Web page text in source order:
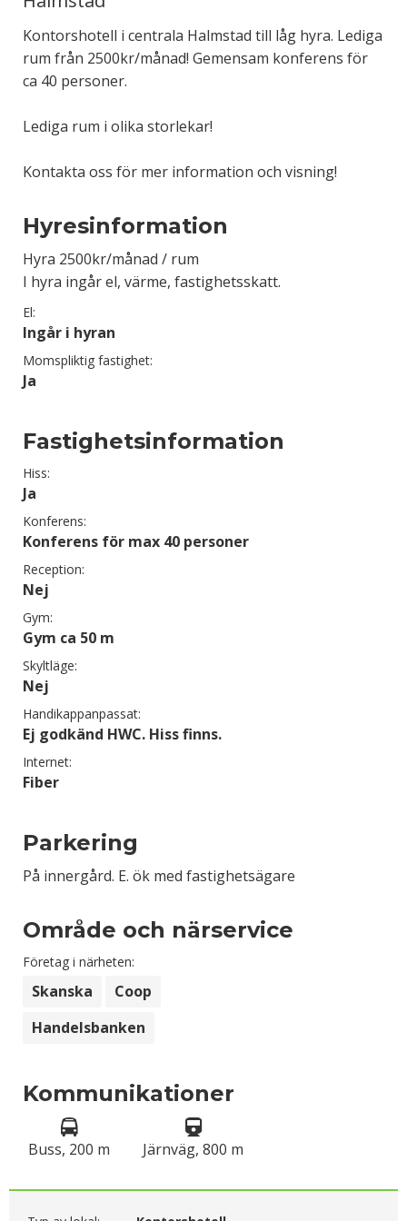
Kontorshotell i centrala Halmstad till låg hyra. Lediga
rum från 2500kr/månad! Gemensam konferens för
ca 40 personer.
Lediga rum i olika storlekar!
Kontakta oss för mer information och visning!
Hyresinformation
Hyra 2500kr/månad / rum
I hyra ingår el, värme, fastighetsskatt.
El:
Ingår i hyran
Momspliktig fastighet:
Ja
Fastighetsinformation
Hiss:
Ja
Konferens:
Konferens för max 40 personer
Reception:
Nej
Gym:
Gym ca 50 m
Skyltläge:
Nej
Handikappanpassat:
Ej godkänd HWC. Hiss finns.
Internet:
Fiber
Parkering
På innergård. E. ök med fastighetsägare
Område och närservice
Företag i närheten:
Skanska
Coop
Handelsbanken
Kommunikationer
Buss, 200 m Järnväg, 800 m